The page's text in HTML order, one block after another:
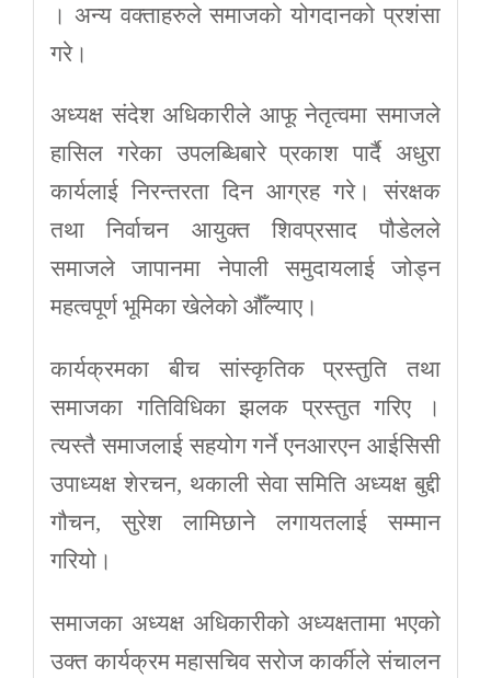
। अन्य वक्ताहरुले समाजको योगदानको प्रशंसा
गरे।
अध्यक्ष संदेश अधिकारीले आफू नेतृत्वमा समाजले
हासिल गरेका उपलब्धिबारे प्रकाश पार्दै अधुरा
कार्यलाई निरन्तरता दिन आग्रह गरे। संरक्षक
तथा निर्वाचन आयुक्त शिवप्रसाद पौडेलले
समाजले जापानमा नेपाली समुदायलाई जोड्न
महत्वपूर्ण भूमिका खेलेको औँल्याए।
कार्यक्रमका बीच सांस्कृतिक प्रस्तुति तथा
समाजका गतिविधिका झलक प्रस्तुत गरिए ।
त्यस्तै समाजलाई सहयोग गर्ने एनआरएन आईसिसी
उपाध्यक्ष शेरचन, थकाली सेवा समिति अध्यक्ष बुद्दी
गौचन, सुरेश लामिछाने लगायतलाई सम्मान
गरियो।
समाजका अध्यक्ष अधिकारीको अध्यक्षतामा भएको
उक्त कार्यक्रम महासचिव सरोज कार्कीले संचालन